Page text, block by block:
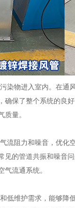
染物进入室内。在通
确保了整个系统的良
质量。
流阻力和噪音，优化
的管道共振和噪音
气流通系统。
低维护需求，能够降